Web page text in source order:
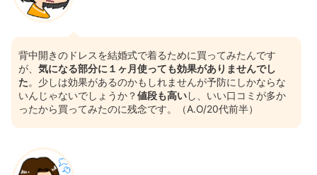
背中開きのドレスを結婚式で着るために買ってみたんです
が、 気になる部分に１ヶ月使っても効果がありませんでし
た。少しは効果があるのかもしれませんが予防にしかならな
いんじゃないでしょうか？値段も高いし、いい口コミが多か
ったから買ってみたのに残念です。（A.O/20代前半）